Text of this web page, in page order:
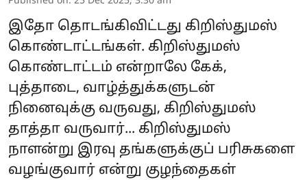
இதோ தொடங்கிவிட்டது கிறிஸ்துமஸ்
கொண்டாட்டங்கள். கிறிஸ்துமஸ்
கொண்டாட்டம் என்றாலே கேக்,
புத்தாடை, வாழ்த்துக்களுடன்
நினைவுக்கு வருவது, கிறிஸ்துமஸ்
தாத்தா வருவார்... கிறிஸ்துமஸ்
நாளன்று இரவு தங்களுக்குப் பரிசுகளை
வழங்குவார் என்று குழந்தைகள்